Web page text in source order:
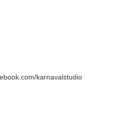
karnavalstudio